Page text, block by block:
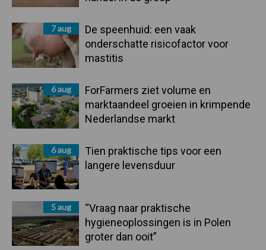
7 aug
De speenhuid: een vaak
onderschatte risicofactor voor
mastitis
6 aug
ForFarmers ziet volume en
marktaandeel groeien in krimpende
Nederlandse markt
6 aug
Tien praktische tips voor een
langere levensduur
5 aug
“Vraag naar praktische
hygieneoplossingen is in Polen
groter dan ooit”